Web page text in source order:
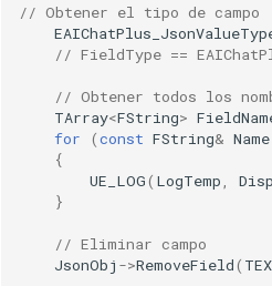
// Obtener el tipo de campo
// FieldType ==
// Obtener todos los
TArray<FString>
for
(const FString& Name
{
UE_LOG( LogTemp
}
// Eliminar campo
JsonObj ->RemoveField(